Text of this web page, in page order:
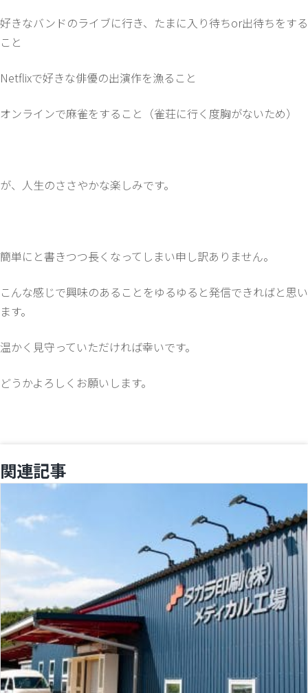
好きなバンドのライブに行き、たまに入り待ちor出待ちをする
こと
Netflixで好きな俳優の出演作を漁ること
オンラインで麻雀をすること（雀荘に行く度胸がないため）
が、人生のささやかな楽しみです。
簡単にと書きつつ長くなってしまい申し訳ありません。
こんな感じで興味のあることをゆるゆると発信できればと思い
ます。
温かく見守っていただければ幸いです。
どうかよろしくお願いします。
関連記事